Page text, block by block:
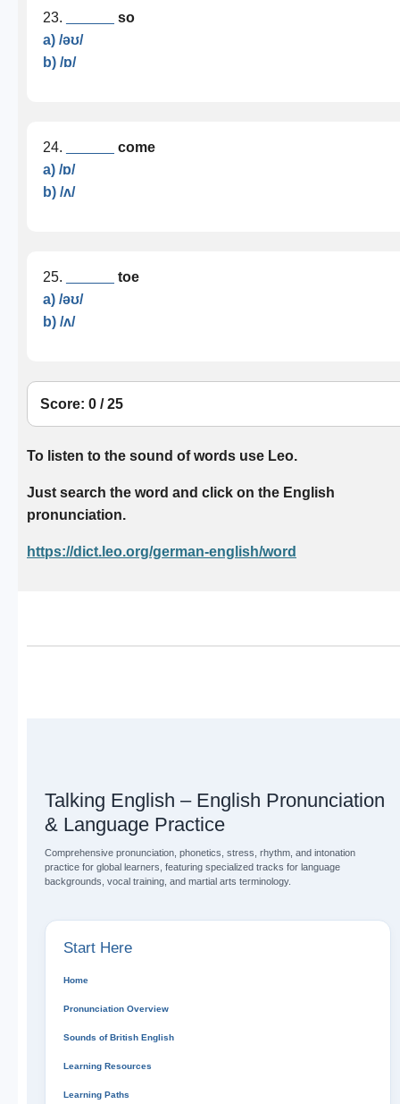
23.
so
a) /əʊ/
b) /ɒ/
24.
come
a) /ɒ/
b) /ʌ/
25.
toe
a) /əʊ/
b) /ʌ/
Score: 0 / 25
To listen to the sound of words use Leo.
Just search the word and click on the English
pronunciation.
https://dict.leo.org/german-english/word
Talking English – English Pronunciation
& Language Practice
Comprehensive pronunciation, phonetics, stress, rhythm, and intonation
practice for global learners, featuring specialized tracks for language
backgrounds, vocal training, and martial arts terminology.
Start Here
Home
Pronunciation Overview
Sounds of British English
Learning Resources
Learning Paths